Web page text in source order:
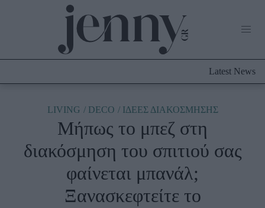
Culture
Shopping
Latest News
LIVING DECO ΙΔΕΕΣ ΔΙΑΚΟΣΜΗΣΗΣ
Μήπως το μπεζ στη
διακόσμηση του σπιτιού σας
φαίνεται μπανάλ;
Ξανασκεφτείτε το